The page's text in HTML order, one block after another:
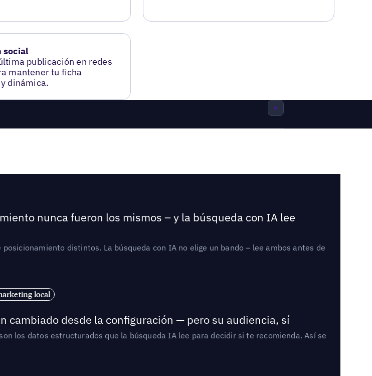
social
publicación en redes
mantener tu ficha
dinámica.
nunca fueron los mismos – y la búsqueda con IA lee
distintos. La búsqueda con IA no elige un bando – lee ambos antes de
local
cambiado desde la configuración — pero su audiencia, sí
los datos estructurados que la búsqueda IA lee para decidir si te recomienda. Así se